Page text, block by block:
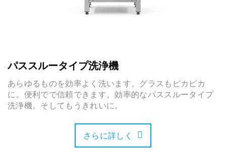
パススルータイプ洗浄機
あらゆるものを効率よく洗います。グラスもピカピカ
に。便利でで信頼できます。効率的なパススルータイプ
洗浄機。そしてもうきれいに。
さらに詳しく